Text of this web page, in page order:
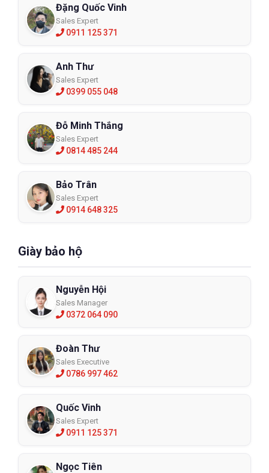
Đặng Quốc Vinh
Sales Expert
0911 125 371
Anh Thư
Sales Expert
0399 055 048
Đỗ Minh Thắng
Sales Expert
0814 485 244
Bảo Trân
Sales Expert
0914 648 325
Giày bảo hộ
Nguyễn Hội
Sales Manager
0372 064 090
Đoàn Thư
Sales Executive
0786 997 462
Quốc Vinh
Sales Expert
0911 125 371
Ngọc Tiên